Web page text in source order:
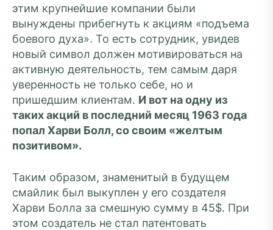
этим крупнейшие компании были
вынуждены прибегнуть к акциям «подъема
боевого духа». То есть сотрудник, увидев
новый символ должен мотивироваться на
активную деятельность, тем самым даря
уверенность не только себе, но и
пришедшим клиентам. И вот на одну из
таких акций в последний месяц 1963 года
попал Харви Болл, со своим «желтым
позитивом».
Таким образом, знаменитый в будущем
смайлик был выкуплен у его создателя
Харви Болла за смешную сумму в 45$. При
этом создатель не стал патентовать